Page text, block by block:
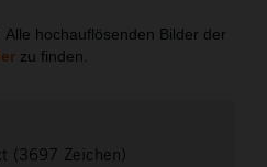
Alle hochauflösenden Bilder der
zu finden.
(3697 Zeichen)